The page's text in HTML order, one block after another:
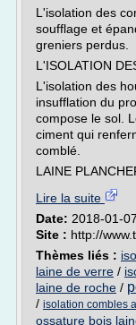
L'isolation des
soufflage et
greniers perdus.
L'ISOLATION
L'isolation des
insufflation du
compose le sol.
ciment qui
comblé.
LAINE
Lire la suite
Date: 2018-01-
Site : http://
Thèmes liés :
laine de verre /
laine de roche /
/ isolation combles
ossature bois